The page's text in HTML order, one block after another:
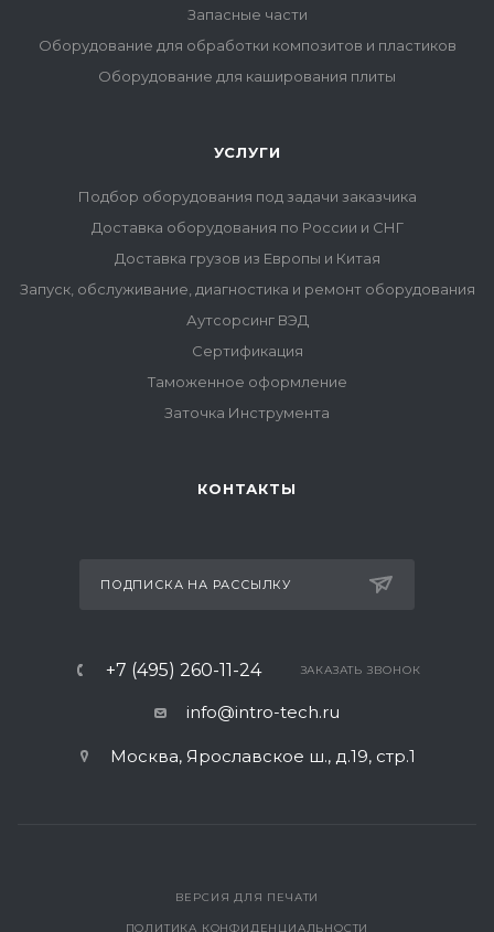
Запасные части
Оборудование для обработки композитов и пластиков
Оборудование для каширования плиты
УСЛУГИ
Подбор оборудования под задачи заказчика
Доставка оборудования по России и СНГ
Доставка грузов из Европы и Китая
Запуск, обслуживание, диагностика и ремонт оборудования
Аутсорсинг ВЭД
Сертификация
Таможенное оформление
Заточка Инструмента
КОНТАКТЫ
ПОДПИСКА НА РАССЫЛКУ
+7 (495) 260-11-24 ЗАКАЗАТЬ ЗВОНОК
info@intro-tech.ru
Москва, Ярославское ш., д.19, стр.1
ВЕРСИЯ ДЛЯ ПЕЧАТИ
ПОЛИТИКА КОНФИДЕНЦИАЛЬНОСТИ